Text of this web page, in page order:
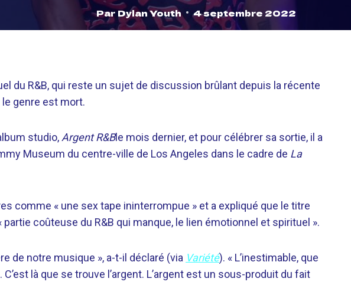
ParDylan Youth 4 septembre 2022
du R&B, qui reste un sujet de discussion brûlant depuis la récente
genre est mort.
studio, Argent R&Ble mois dernier, et pour célébrer sa sortie, il a
Museum du centre-ville de Los Angeles dans le cadre de La
comme « une sex tape ininterrompue » et a expliqué que le titre
coûteuse du R&B qui manque, le lien émotionnel et spirituel ».
de notre musique », a-t-il déclaré (via Variété). « L’inestimable, que
là que se trouve l’argent. L’argent est un sous-produit du fait